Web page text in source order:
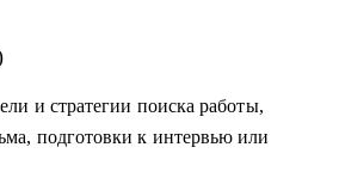
и стратегии поиска работы,
подготовки к интервью или